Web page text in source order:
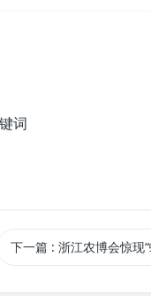
下一篇 : 浙江农博会惊现“螃蟹单身公寓”！